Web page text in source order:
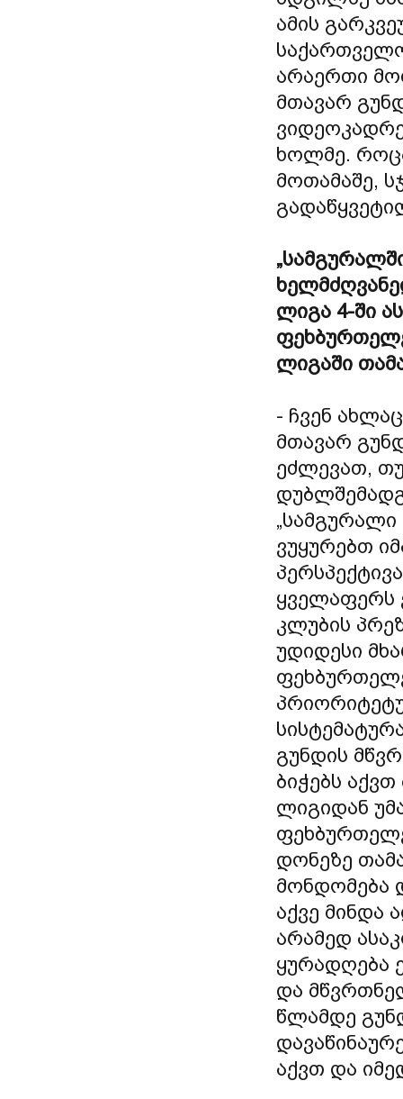
ამის
არაერთი
მთავარ
ხოლმე.
მოთამაშე,
ლიგა 4-ში
ლიგაში
- ჩვენ
მთავარ
ეძლევათ,
ვუყურებთ
ყველაფერს
კლუბის
უდიდესი
გუნდის
ბიჭებს
ლიგიდან
დონეზე
მონდომება
აქვე მინდა
არამედ
ყურადღება
და
წლამდე
აქვთ და